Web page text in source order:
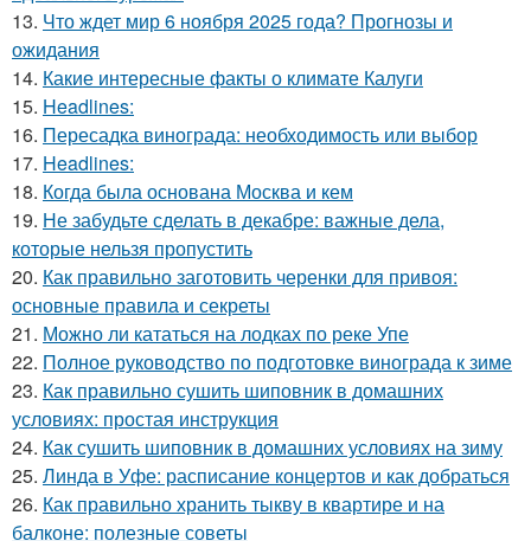
13. Что ждет мир 6 ноября 2025 года? Прогнозы и
ожидания
14. Какие интересные факты о климате Калуги
15. Headlines:
16. Пересадка винограда: необходимость или выбор
17. Headlines:
18. Когда была основана Москва и кем
19. Не забудьте сделать в декабре: важные дела,
которые нельзя пропустить
20. Как правильно заготовить черенки для привоя:
основные правила и секреты
21. Можно ли кататься на лодках по реке Упе
22. Полное руководство по подготовке винограда к зиме
23. Как правильно сушить шиповник в домашних
условиях: простая инструкция
24. Как сушить шиповник в домашних условиях на зиму
25. Линда в Уфе: расписание концертов и как добраться
26. Как правильно хранить тыкву в квартире и на
балконе: полезные советы